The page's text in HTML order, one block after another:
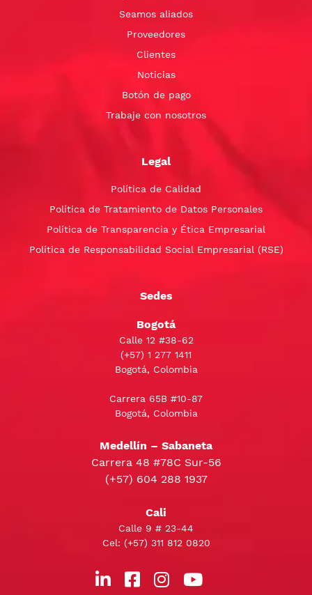
Seamos aliados
Proveedores
Clientes
Noticias
Botón de pago
Trabaje con nosotros
Legal
Política de Calidad
Política de Tratamiento de Datos Personales
Política de Transparencia y Ética Empresarial
Política de Responsabilidad Social Empresarial (RSE)
Sedes
Bogotá
Calle 12 #38-62
(+57) 1 277 1411
Bogotá, Colombia
Carrera 65B #10-87
Bogotá, Colombia
Medellín – Sabaneta
Carrera 48 #78C Sur-56
(+57) 604 288 1937
Cali
Calle 9 # 23-44
Cel: (+57) 311 812 0820